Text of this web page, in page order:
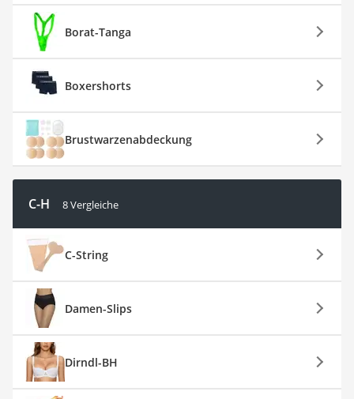
Borat-Tanga
Boxershorts
Brustwarzenabdeckung
C-H 8 Vergleiche
C-String
Damen-Slips
Dirndl-BH